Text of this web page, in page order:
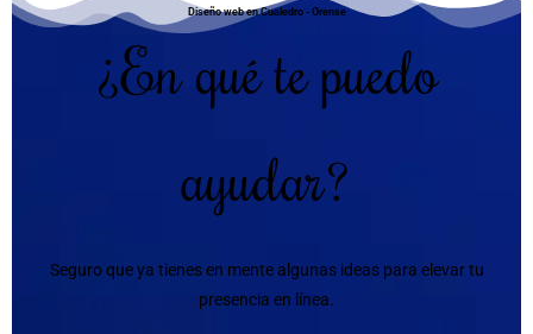
Diseño web en Cualedro - Orense
¿En qué te puedo
ayudar?
Seguro que ya tienes en mente algunas ideas para elevar tu
presencia en línea.